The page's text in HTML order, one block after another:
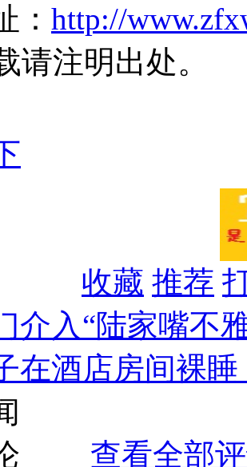
： http://
请注明出处。
收藏 推荐
介入“陆家嘴不
在酒店房间裸
查看全部